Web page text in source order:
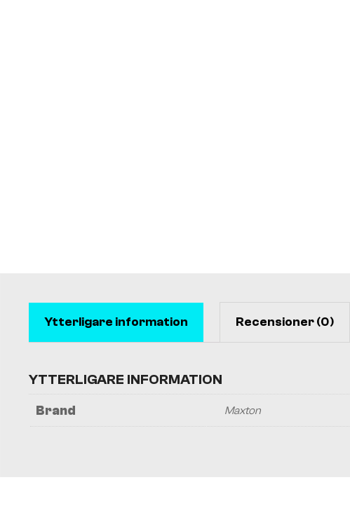
Ytterligare information Recensioner (0)
YTTERLIGARE INFORMATION
Brand Maxton